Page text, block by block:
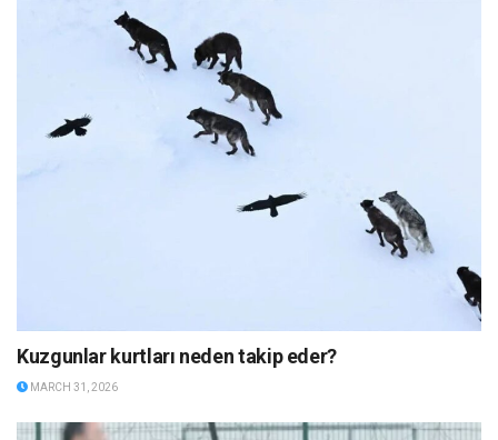
Kuzgunlar kurtları neden takip eder?
MARCH 31, 2026